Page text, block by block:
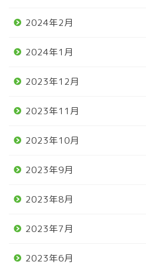
2024年2月
2024年1月
2023年12月
2023年11月
2023年10月
2023年9月
2023年8月
2023年7月
2023年6月